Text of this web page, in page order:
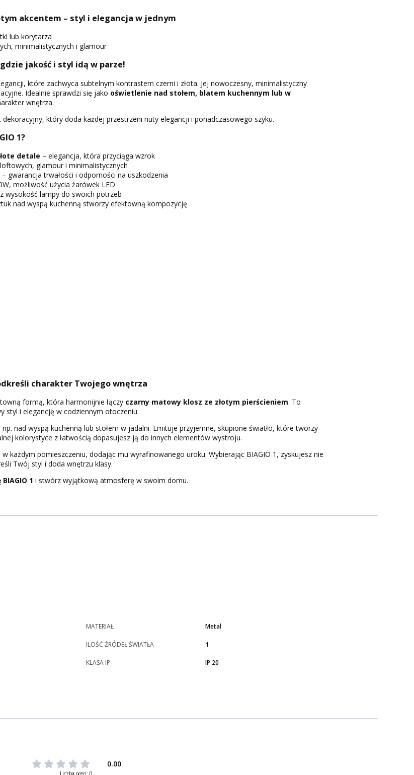
akcentem – styl i elegancja w jednym
lub korytarza
minimalistycznych i glamour
jakość i styl idą w parze!
które zachwyca subtelnym kontrastem czerni i złota. Jej nowoczesny, minimalistyczny
Idealnie sprawdzi się jako oświetlenie nad stołem, blatem kuchennym lub w
wnętrza.
który doda każdej przestrzeni nuty elegancji i ponadczasowego szyku.
1?
detale – elegancja, która przyciąga wzrok
glamour i minimalistycznych
– gwarancja trwałości i odporności na uszkodzenia
możliwość użycia żarówek LED
wysokość lampy do swoich potrzeb
nad wyspą kuchenną stworzy efektowną kompozycję
charakter Twojego wnętrza
formą, która harmonijnie łączy czarny matowy klosz ze złotym pierścieniem. To
styl i elegancję w codziennym otoczeniu.
nad wyspą kuchenną lub stołem w jadalni. Emituje przyjemne, skupione światło, które tworzy
kolorystyce z łatwością dopasujesz ją do innych elementów wystroju.
każdym pomieszczeniu, dodając mu wyrafinowanego uroku. Wybierając BIAGIO 1, zyskujesz nie
Twój styl i doda wnętrzu klasy.
1 i stwórz wyjątkową atmosferę w swoim domu.
MATERIAŁ Metal
ILOŚĆ ŹRÓDEŁ ŚWIATŁA 1
KLASA IP IP 20
0.00
Liczba ocen: 0